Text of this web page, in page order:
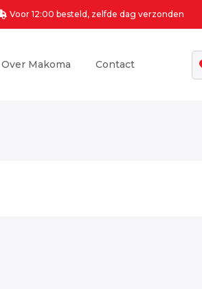
Voor 12:00 besteld, zelfde dag verzonden
Over Makoma Contact